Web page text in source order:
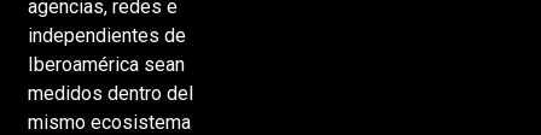
agencias, redes e
independientes de
Iberoamérica sean
medidos dentro del
mismo ecosistema